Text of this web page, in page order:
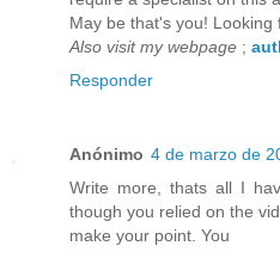
May be that's you! Looking
Also visit my webpage ;
Responder
Anónimo 4 de marzo de
Write more, thats all I
though you relied on the
make your point. You